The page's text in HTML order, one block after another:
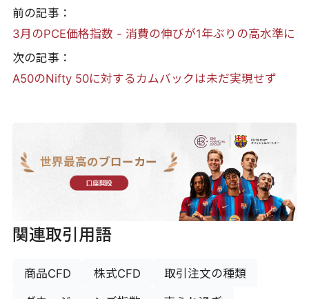
前の記事：
3月のPCE価格指数 - 消費の伸びが1年ぶりの高水準に
次の記事：
A50のNifty 50に対するカムバックは未だ実現せず
世界最高のブローカー
口座開設
関連取引用語
商品CFD 株式CFD 取引注文の種類